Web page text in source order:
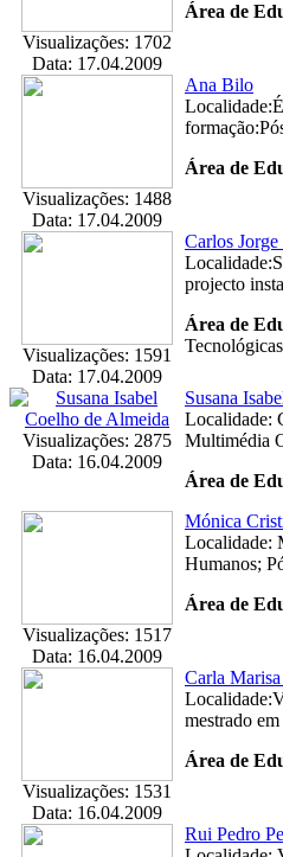
Visualizações: 1702
Data: 17.04.2009
Área de
Visualizações: 1488
Data: 17.04.2009
Ana Bilo
Área de
Visualizações: 1591
Data: 17.04.2009
Carlos
projecto
Área de
Tecnológicas
Visualizações: 2875
Data: 16.04.2009
Susana
Localidade:
Multimédia
Área de
Visualizações: 1517
Data: 16.04.2009
Mónica
Localidade:
Humanos;
Área de
Visualizações: 1531
Data: 16.04.2009
Carla
mestrado
Área de
Rui Pedro